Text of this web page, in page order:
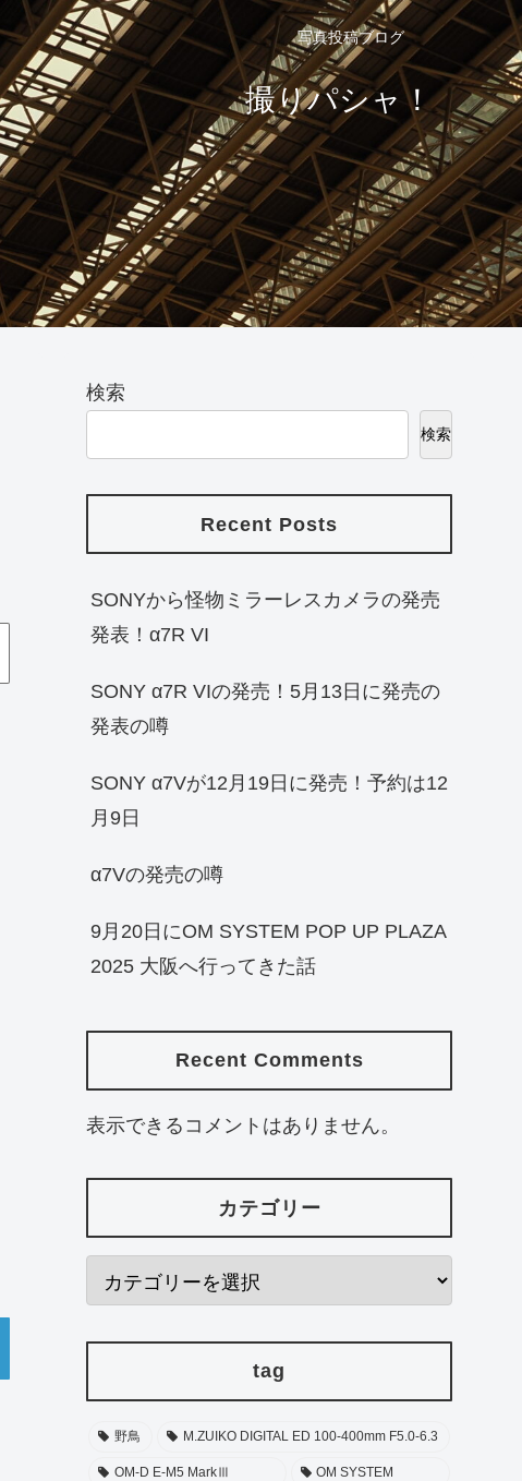
写真投稿ブログ
撮りパシャ！
検索
検索
Recent Posts
SONYから怪物ミラーレスカメラの発売
発表！α7R VI
SONY α7R VIの発売！5月13日に発売の
発表の噂
SONY α7Vが12月19日に発売！予約は12
月9日
α7Vの発売の噂
9月20日にOM SYSTEM POP UP PLAZA
2025 大阪へ行ってきた話
Recent Comments
表示できるコメントはありません。
カテゴリー
tag
野鳥 M.ZUIKO DIGITAL ED 100-400mm F5.0-6.3
OM-D E-M5 MarkⅢ OM SYSTEM